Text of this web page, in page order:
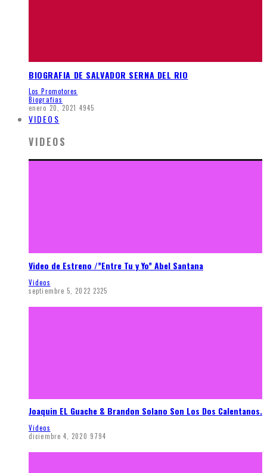
BIOGRAFIA DE SALVADOR SERNA DEL RIO
Los Promotores
Biografias
enero 20, 2021 4945
VIDEOS
VIDEOS
Video de Estreno /”Entre Tu y Yo” Abel Santana
Videos
septiembre 5, 2022 2325
Joaquin EL Guache & Brandon Solano Son Los Dos Calentanos.
Videos
diciembre 4, 2020 9794